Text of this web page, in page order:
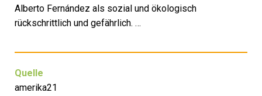
Alberto Fernández als sozial und ökologisch
rückschrittlich und gefährlich. …
Quelle
amerika21